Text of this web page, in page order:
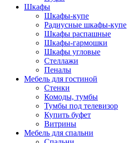
Шкафы
Шкафы-купе
Радиусные шкафы-купе
Шкафы распашные
Шкафы-гармошки
Шкафы угловые
Стеллажи
Пеналы
Мебель для гостиной
Стенки
Комоды, тумбы
Тумбы под телевизор
Купить буфет
Витрины
Мебель для спальни